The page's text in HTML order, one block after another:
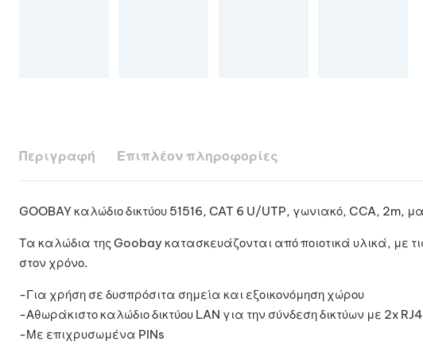
Περιγραφή Επιπλέον πληροφορίες
GOOBAY καλώδιο δικτύου 51516, CAT 6 U/UTP, γωνιακό, CCA, 2m,
Τα καλώδια της Goobay κατασκευάζονται από ποιοτικά υλικά, με
στον χρόνο.
-Για χρήση σε δυσπρόσιτα σημεία και εξοικονόμηση χώρου
-Αθωράκιστο καλώδιο δικτύου LAN για την σύνδεση δικτύων με 2x
-Με επιχρυσωμένα PINs